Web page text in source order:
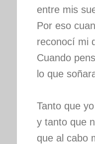
entre mis
Por eso
reconocí mi
Cuando
lo que
Tanto que
y tanto que
que al cabo